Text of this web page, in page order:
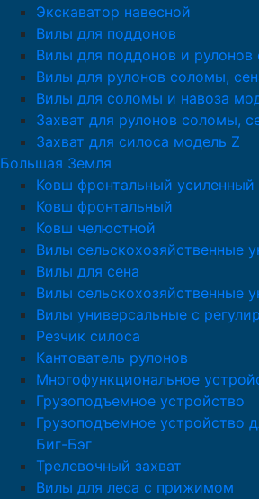
Экскаватор навесной
Вилы для поддонов
Вилы для поддонов и рулонов
Вилы для рулонов соломы,
Вилы для соломы и навоза
Захват для рулонов соломы,
Захват для силоса модель Z
Большая Земля
Ковш фронтальный усиленный
Ковш фронтальный
Ковш челюстной
Вилы сельскохозяйственные
Вилы для сена
Вилы сельскохозяйственные
Вилы универсальные с
Резчик силоса
Кантователь рулонов
Многофункциональное
Грузоподъемное устройство
Грузоподъемное устройство
Биг-Бэг
Трелевочный захват
Вилы для леса с прижимом